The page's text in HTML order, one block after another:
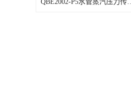
QBE2002-P5水管蒸